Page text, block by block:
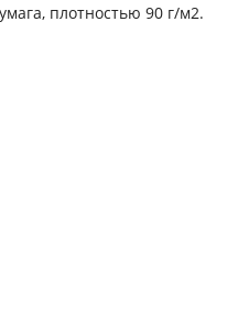
плотностью 90 г/м2.